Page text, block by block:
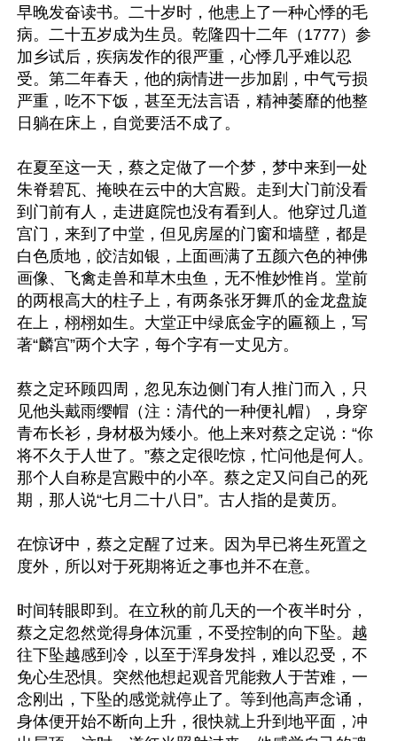
早晚发奋读书。二十岁时，他患上了一种心悸的毛
病。二十五岁成为生员。乾隆四十二年（1777）参
加乡试后，疾病发作的很严重，心悸几乎难以忍
受。第二年春天，他的病情进一步加剧，中气亏损
严重，吃不下饭，甚至无法言语，精神萎靡的他整
日躺在床上，自觉要活不成了。
在夏至这一天，蔡之定做了一个梦，梦中来到一处
朱脊碧瓦、掩映在云中的大宫殿。走到大门前没看
到门前有人，走进庭院也没有看到人。他穿过几道
宫门，来到了中堂，但见房屋的门窗和墙壁，都是
白色质地，皎洁如银，上面画满了五颜六色的神佛
画像、飞禽走兽和草木虫鱼，无不惟妙惟肖。堂前
的两根高大的柱子上，有两条张牙舞爪的金龙盘旋
在上，栩栩如生。大堂正中绿底金字的匾额上，写
著“麟宫”两个大字，每个字有一丈见方。
蔡之定环顾四周，忽见东边侧门有人推门而入，只
见他头戴雨缨帽（注：清代的一种便礼帽），身穿
青布长衫，身材极为矮小。他上来对蔡之定说：“你
将不久于人世了。”蔡之定很吃惊，忙问他是何人。
那个人自称是宫殿中的小卒。蔡之定又问自己的死
期，那人说“七月二十八日”。古人指的是黄历。
在惊讶中，蔡之定醒了过来。因为早已将生死置之
度外，所以对于死期将近之事也并不在意。
时间转眼即到。在立秋的前几天的一个夜半时分，
蔡之定忽然觉得身体沉重，不受控制的向下坠。越
往下坠越感到冷，以至于浑身发抖，难以忍受，不
免心生恐惧。突然他想起观音咒能救人于苦难，一
念刚出，下坠的感觉就停止了。等到他高声念诵，
身体便开始不断向上升，很快就上升到地平面，冲